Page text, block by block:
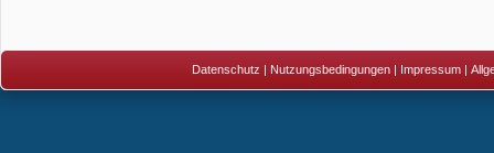
Datenschutz | Nutzungsbedingungen | Impressum |